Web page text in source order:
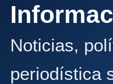
Noticias,
periodística